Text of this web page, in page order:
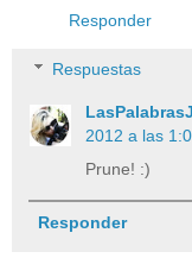
Responder
Respuestas
2012 a las
Prune! :)
Responder